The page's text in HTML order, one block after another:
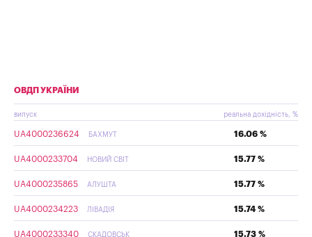
ОВДП УКРАЇНИ
випуск реальна дохідність, %
UA4000236624 БАХМУТ 16.06 %
UA4000233704 НОВИЙ СВІТ 15.77 %
UA4000235865 АЛУШТА 15.77 %
UA4000234223 ЛІВАДІЯ 15.74 %
UA4000233340 СКАДОВСЬК 15.73 %